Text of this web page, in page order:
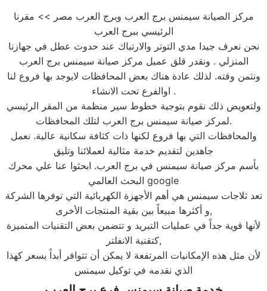
مركز الصيانة سيمنس برج العرب وبرج العرب مصر >> مقرنا
الرئيسي ببرج العرب
نحن نعرف جيدا مدي التوتر والارتباك عند حدوث عطل في جهازنا
المنزلي . ونقدر قلق عميل مركز صيانة سيمنس برج العرب
ونثمن وقته. لذلك عادة هناك بعض المحافظات لايوجد بها فروع لنا
اوالفرع تحت الانشاء .
ولتعويض ذلك نقوم بتوجية خطوط سير منظمة من المقر الرئيسي
لمركز صيانة سيمنس برج العرب لتلك المحافظات.
والمحافظات التي بها فروع لكنها ذات كثافة سكانية عالية. نعمل
جاهدين لتقديم خدمة مثالية لعملائنا وتليق
بأسم مركز صيانة سيمنس في برج العرب. ابحثوا عنا علي محرك
البحث العالمي google
تعد ثلاجات سيمنس هي أهم الأجهزة الكهربائية التي توفرها الشركة
و أكثرها مبيعاً بين بقية المنتجات الأخرى,
لأنها قوية جداً في عمليات التبريد و تتضمن بعض التقنيات المتميزة
كتقنية الانفلتر,
لأن مثل هذه الإمكانيات المرتفعة لا يمكن أن تتوافر أبداً بسعر كهذا
الذي نقدمه في توكيل سيمنس